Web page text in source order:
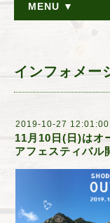
MENU ▼
インフォメー
2019-10-27 12:01:00
11月10日(日)はオ
アフェスティバル